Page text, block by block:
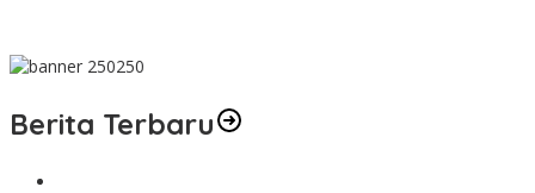
Berita Terbaru